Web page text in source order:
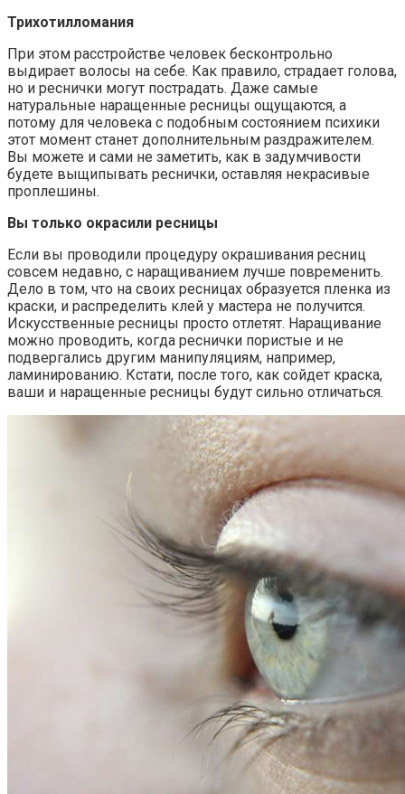
Трихотилломания
При этом расстройстве человек бесконтрольно
выдирает волосы на себе. Как правило, страдает голова,
но и реснички могут пострадать. Даже самые
натуральные наращенные ресницы ощущаются, а
потому для человека с подобным состоянием психики
этот момент станет дополнительным раздражителем.
Вы можете и сами не заметить, как в задумчивости
будете выщипывать реснички, оставляя некрасивые
проплешины.
Вы только окрасили ресницы
Если вы проводили процедуру окрашивания ресниц
совсем недавно, с наращиванием лучше повременить.
Дело в том, что на своих ресницах образуется пленка из
краски, и распределить клей у мастера не получится.
Искусственные ресницы просто отлетят. Наращивание
можно проводить, когда реснички пористые и не
подвергались другим манипуляциям, например,
ламинированию. Кстати, после того, как сойдет краска,
ваши и наращенные ресницы будут сильно отличаться.